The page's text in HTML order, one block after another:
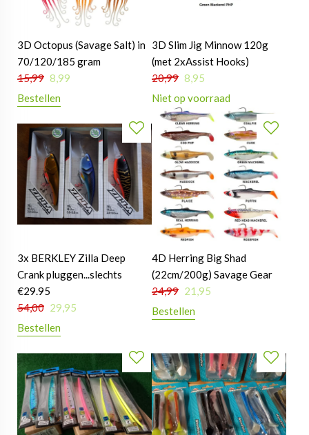
3D Octopus (Savage Salt) in
70/120/185 gram
15,99 8,99
Bestellen
3D Slim Jig Minnow 120g
(met 2xAssist Hooks)
20,99 8,95
Niet op voorraad
3x BERKLEY Zilla Deep
Crank pluggen...slechts
€29.95
54,00 29,95
Bestellen
4D Herring Big Shad
(22cm/200g) Savage Gear
24,99 21,95
Bestellen